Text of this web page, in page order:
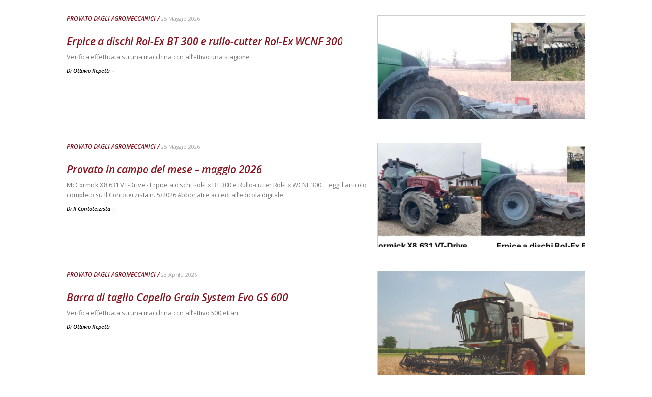
PROVATO DAGLI AGROMECCANICI 25 Maggio 2026
Erpice a dischi Rol-Ex BT 300 e rullo-cutter Rol-Ex WCNF 300
Verifica effettuata su una macchina con all’attivo una stagione
Di Ottavio Repetti -
PROVATO DAGLI AGROMECCANICI 25 Maggio 2026
Provato in campo del mese – maggio 2026
McCormick X8.631 VT-Drive - Erpice a dischi Rol-Ex BT 300 e Rullo-cutter Rol-Ex WCNF 300 Leggi l'articolo
completo su Il Contoterzista n. 5/2026 Abbonati e accedi all’edicola digitale
Di Il Contoterzista -
PROVATO DAGLI AGROMECCANICI 23 Aprile 2026
Barra di taglio Capello Grain System Evo GS 600
Verifica effettuata su una macchina con all’attivo 500 ettari
Di Ottavio Repetti